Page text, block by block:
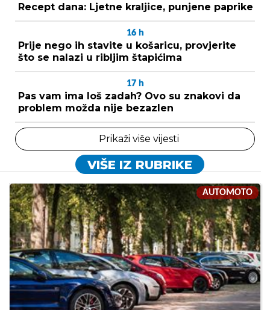
Recept dana: Ljetne kraljice, punjene paprike
16 h
Prije nego ih stavite u košaricu, provjerite
što se nalazi u ribljim štapićima
17 h
Pas vam ima loš zadah? Ovo su znakovi da
problem možda nije bezazlen
Prikaži više vijesti
VIŠE IZ RUBRIKE
AUTOMOTO